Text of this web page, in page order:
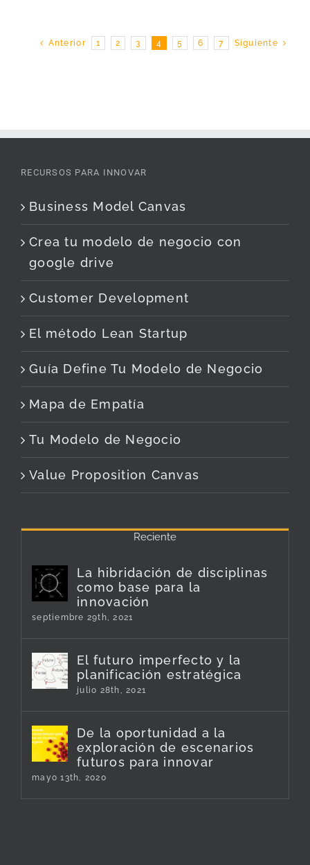
Anterior 1 2 3 4 5 6 7 Siguiente
RECURSOS PARA INNOVAR
Business Model Canvas
Crea tu modelo de negocio con
google drive
Customer Development
El método Lean Startup
Guía Define Tu Modelo de Negocio
Mapa de Empatía
Tu Modelo de Negocio
Value Proposition Canvas
Reciente
La hibridación de disciplinas
como base para la
innovación
septiembre 29th, 2021
El futuro imperfecto y la
planificación estratégica
julio 28th, 2021
De la oportunidad a la
exploración de escenarios
futuros para innovar
mayo 13th, 2020